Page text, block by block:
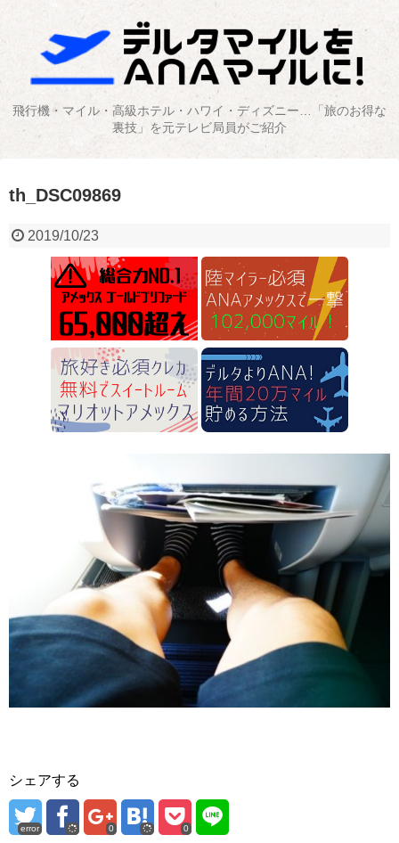
飛行機・マイル・高級ホテル・ハワイ・ディズニー…「旅のお得な
裏技」を元テレビ局員がご紹介
th_DSC09869
2019/10/23
シェアする
error 0 0